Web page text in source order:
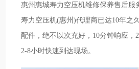
惠州惠城寿力空压机维修保养售后服
寿力空压机(惠州)代理商已达10年之
配件，绝不以次充好，10分钟响应，
2-8小时快速到达现场。